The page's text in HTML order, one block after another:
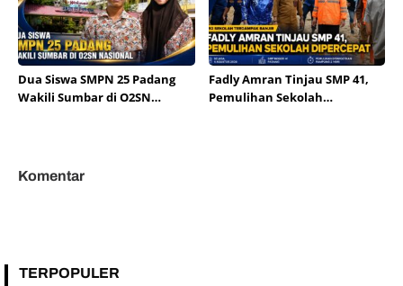
Dua Siswa SMPN 25 Padang
Wakili Sumbar di O2SN
Fadly Amran Tinjau SMP 41,
Pemulihan Sekolah
Komentar
TERPOPULER